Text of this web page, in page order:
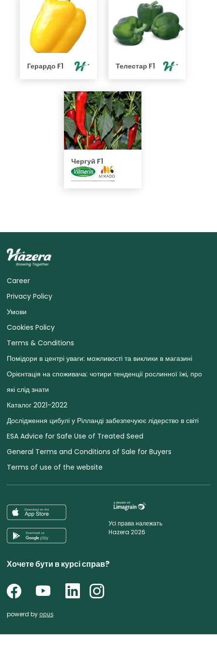
Герардо F1 Телестар F1
Чергуй F1
Career
Privacy Policy
Умови
Cookies Policy
Terms & Conditions
Помідори в центрі уваги: ​​можливості та виклики в магазині
Орієнтація на споживача: чотири тенденції рослинної їжі, про
які слід знати
Каталог 2021-2022
Дослідження цибулі у Рілланді забезпечуює лідерство в світі
ESA Advice for Safe Use of Treated Seed
General Terms and Conditions of Sale for Buyers
Terms of use of the website
Усі права належать
Hazera 2026
Хочете бути в курсі справ?
powerd by opus